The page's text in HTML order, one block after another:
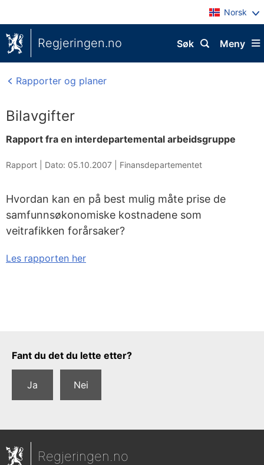
Norsk
Regjeringen.no Meny
Søk
Rapporter og planer
Bilavgifter
Rapport fra en interdepartemental arbeidsgruppe
Rapport | Dato: 05.10.2007 Finansdepartementet
Hvordan kan en på best mulig måte prise de
samfunnsøkonomiske kostnadene som
veitrafikken forårsaker?
Les rapporten her
Tilbakemeldingsskjema
Fant du det du lette etter?
Ja Nei
Regjeringen.no